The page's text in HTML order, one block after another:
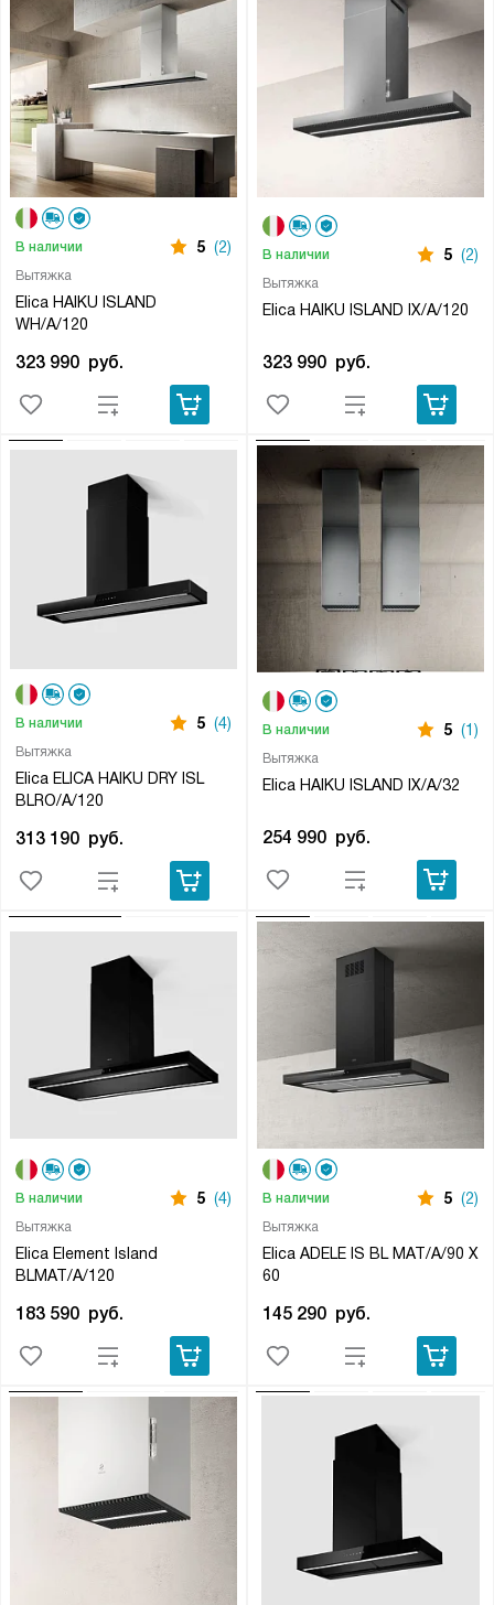
Вытяжка
Elica HAIKU ISLAND
WH/A/120
В наличии 5 (2)
323 990 руб.
Вытяжка
Elica HAIKU ISLAND IX/A/120
В наличии 5 (2)
323 990 руб.
Вытяжка
Elica ELICA HAIKU DRY ISL
BLRO/A/120
В наличии 5 (4)
313 190 руб.
Вытяжка
Elica HAIKU ISLAND IX/A/32
В наличии 5 (1)
254 990 руб.
Вытяжка
Elica Element Island
BLMAT/A/120
В наличии 5 (4)
183 590 руб.
Вытяжка
Elica ADELE IS BL MAT/A/90 X
60
В наличии 5 (2)
145 290 руб.